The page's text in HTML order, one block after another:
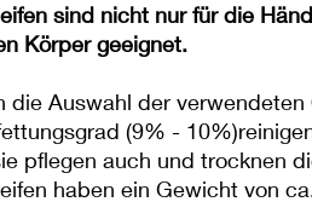
sind nicht nur für die
Körper geeignet.
die Auswahl der verwendeten
(9% -
pflegen auch und trocknen
haben ein Gewicht von